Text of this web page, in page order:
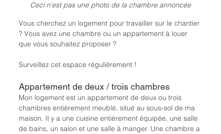
Ceci n'est pas une photo de la chambre annoncée
Vous cherchez un logement pour travailler sur le chantier
? Vous avez une chambre ou un appartement à louer
que vous souhaitez proposer ?
Surveillez cet espace régulièrement !
Appartement de deux / trois chambres
Mon logement est un appartement de deux ou trois
chambres entièrement meublé, situé au sous-sol de ma
maison. Il y a une cuisine entièrement équipée, une salle
de bains, un salon et une salle à manger. Une chambre a